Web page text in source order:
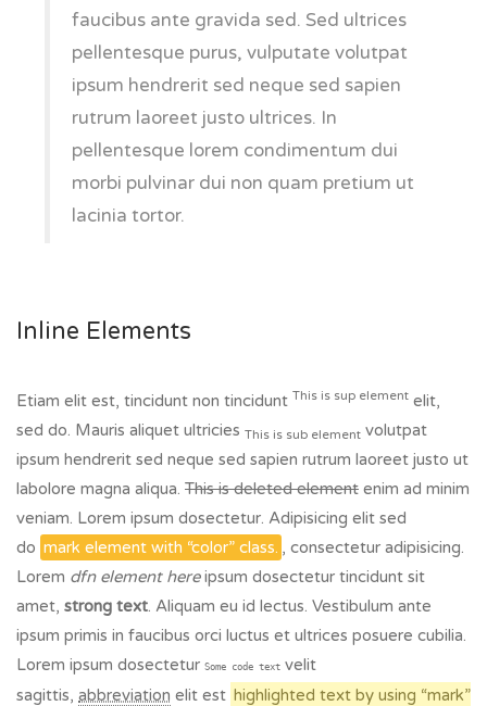
faucibus ante gravida sed. Sed ultrices
pellentesque purus, vulputate volutpat
ipsum hendrerit sed neque sed sapien
rutrum laoreet justo ultrices. In
pellentesque lorem condimentum dui
morbi pulvinar dui non quam pretium ut
lacinia tortor.
Inline Elements
Etiam elit est, tincidunt non tincidunt This is sup element elit,
sed do. Mauris aliquet ultricies This is sub element volutpat
ipsum hendrerit sed neque sed sapien rutrum laoreet justo ut
labolore magna aliqua. This is deleted element enim ad minim
veniam. Lorem ipsum dosectetur. Adipisicing elit sed
do mark element with “color” class. , consectetur adipisicing.
Lorem dfn element hereipsum dosectetur tincidunt sit
amet, strong text. Aliquam eu id lectus. Vestibulum ante
ipsum primis in faucibus orci luctus et ultrices posuere cubilia.
Lorem ipsum dosectetur Some code text velit
sagittis, abbreviation elit est highlighted text by using “mark”